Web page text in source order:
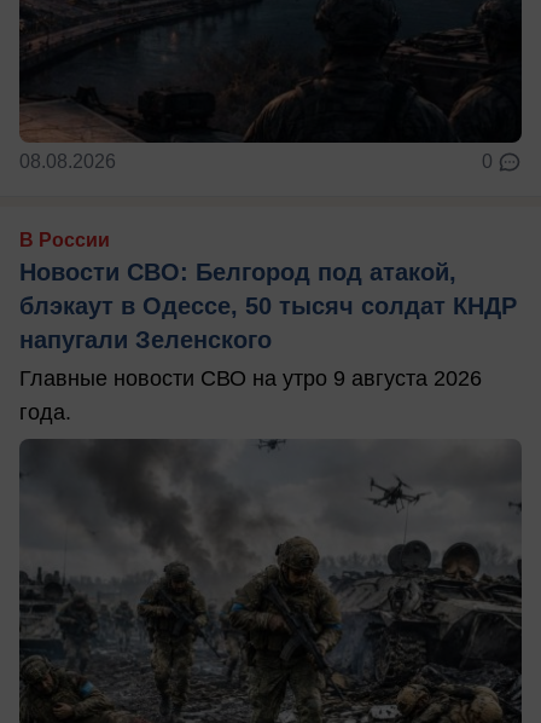
08.08.2026 0
В России
Новости СВО: Белгород под атакой,
блэкаут в Одессе, 50 тысяч солдат КНДР
напугали Зеленского
Главные новости СВО на утро 9 августа 2026
года.